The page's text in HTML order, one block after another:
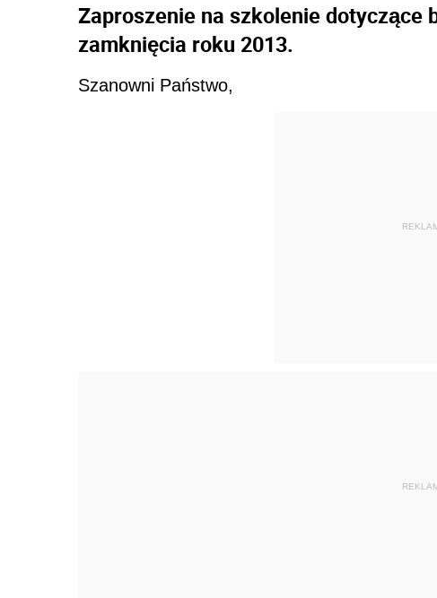
Zaproszenie na szkolenie dotyczące
zamknięcia roku 2013.
Szanowni Państwo,